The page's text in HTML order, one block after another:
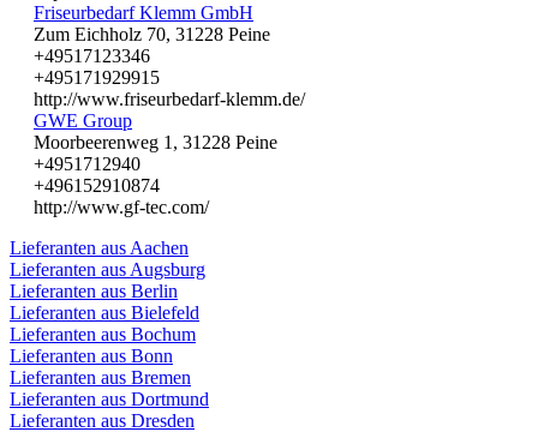
Friseurbedarf Klemm GmbH
Zum Eichholz 70, 31228 Peine
+49517123346
+495171929915
http://www.friseurbedarf-klemm.de/
GWE Group
Moorbeerenweg 1, 31228 Peine
+4951712940
+496152910874
http://www.gf-tec.com/
Lieferanten aus Aachen
Lieferanten aus Augsburg
Lieferanten aus Berlin
Lieferanten aus Bielefeld
Lieferanten aus Bochum
Lieferanten aus Bonn
Lieferanten aus Bremen
Lieferanten aus Dortmund
Lieferanten aus Dresden